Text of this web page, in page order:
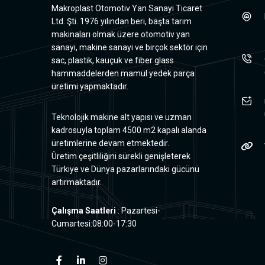
Makroplast Otomotiv Yan Sanayi Ticaret
Ltd. Şti. 1976 yılından beri, başta tarım
makinaları olmak üzere otomotiv yan
sanayi, makine sanayi ve birçok sektör için
sac, plastik, kauçuk ve fiber glass
hammaddelerden mamul yedek parça
üretimi yapmaktadır.
Teknolojik makine alt yapısı ve uzman
kadrosuyla toplam 4500 m2 kapalı alanda
üretimlerine devam etmektedir.
Üretim çeşitliliğini sürekli genişleterek
Türkiye ve Dünya pazarlarındaki gücünü
artırmaktadır.
Çalışma Saatleri: Pazartesi-
Cumartesi:08:00-17:30